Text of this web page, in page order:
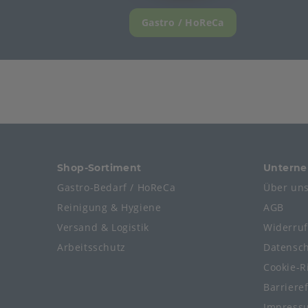
Gastro / HoReCa
Shop-Sortiment
Gastro-Bedarf / HoReCa
Reinigung & Hygiene
Versand & Logistik
Arbeitsschutz
Über
AGB
Cookie-